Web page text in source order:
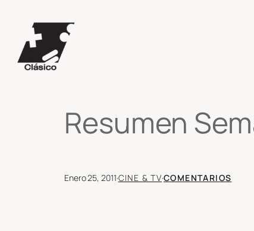
contenido
Resumen
Enero 25, 2011·CINE & TV·COMENTARIOS